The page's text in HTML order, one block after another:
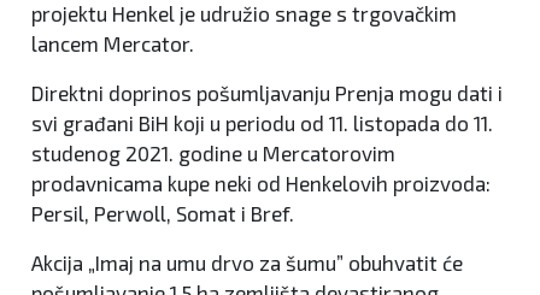
projektu Henkel je udružio snage s trgovačkim
lancem Mercator.
Direktni doprinos pošumljavanju Prenja mogu dati i
svi građani BiH koji u periodu od 11. listopada do 11.
studenog 2021. godine u Mercatorovim
prodavnicama kupe neki od Henkelovih proizvoda:
Persil, Perwoll, Somat i Bref.
Akcija „Imaj na umu drvo za šumu” obuhvatit će